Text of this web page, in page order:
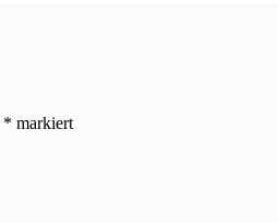
* markiert